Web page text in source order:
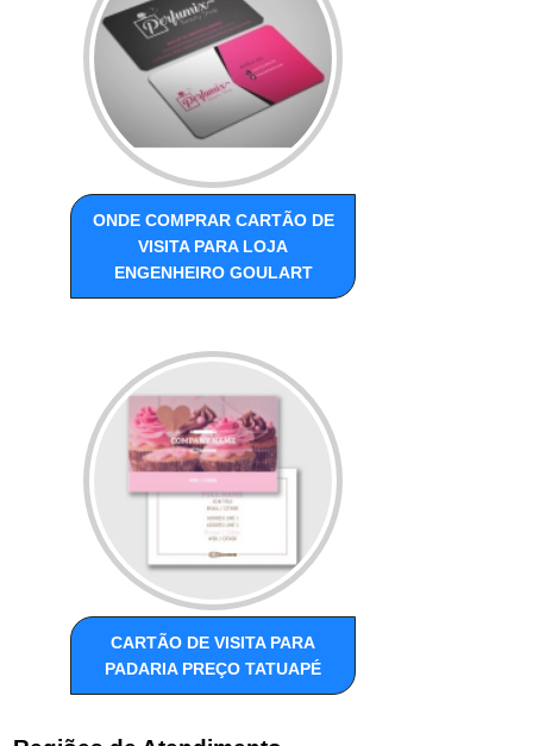
ONDE COMPRAR CARTÃO DE
VISITA PARA LOJA
ENGENHEIRO GOULART
CARTÃO DE VISITA PARA
PADARIA PREÇO TATUAPÉ